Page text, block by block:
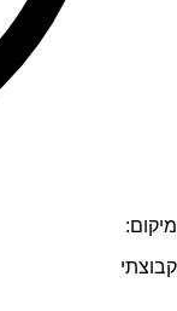
מיקום:
קבוצתי